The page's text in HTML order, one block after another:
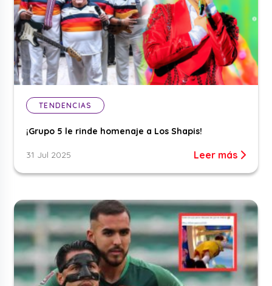
TENDENCIAS
¡Grupo 5 le rinde homenaje a Los Shapis!
31 Jul 2025 Leer más